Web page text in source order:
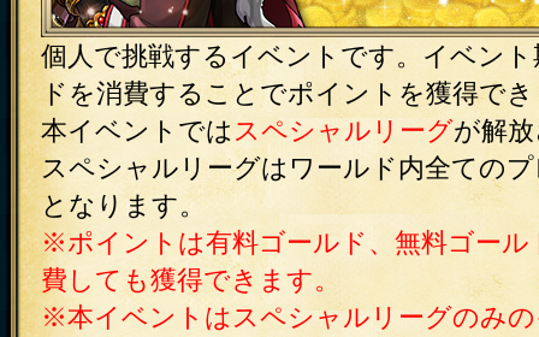
個人で挑戦するイベントです。イベン
ドを消費することでポイントを獲得で
本イベントでは スペシャルリーグが解
スペシャルリーグはワールド内全ての
となります。
※ポイントは有料ゴールド、無料ゴール
費しても獲得できます。
※本イベントはスペシャルリーグのみ